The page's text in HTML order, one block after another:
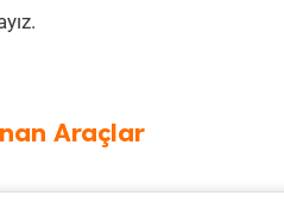
Araçlar